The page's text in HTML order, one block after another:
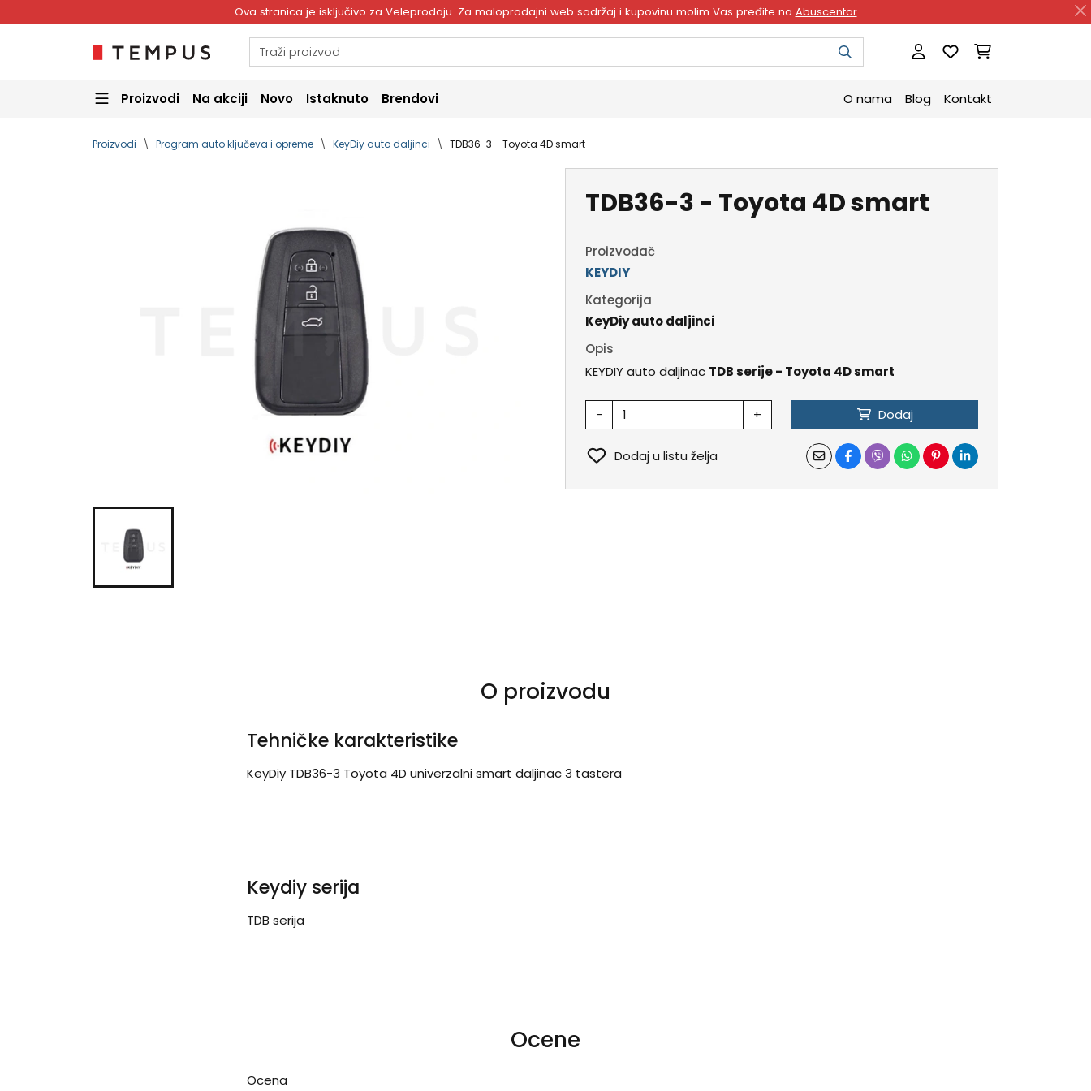
Ova stranica je isključivo za Veleprodaju. Za maloprodajni web sadržaj i kupovinu molim Vas pređite na Abuscentar
Proizvodi Na akciji Novo Istaknuto Brendovi O nama Blog Kontakt
Proizvodi Program auto ključeva i opreme KeyDiy auto daljinci TDB36-3 - Toyota 4D smart
TDB36-3 - Toyota 4D smart
Proizvođač
KEYDIY
Kategorija
KeyDiy auto daljinci
Opis
KEYDIY auto daljinac TDB serije - Toyota 4D smart
- + Dodaj
Dodaj u listu želja
O proizvodu
Tehničke karakteristike
KeyDiy TDB36-3 Toyota 4D univerzalni smart daljinac 3 tastera
Keydiy serija
TDB serija
Ocene
Ocena